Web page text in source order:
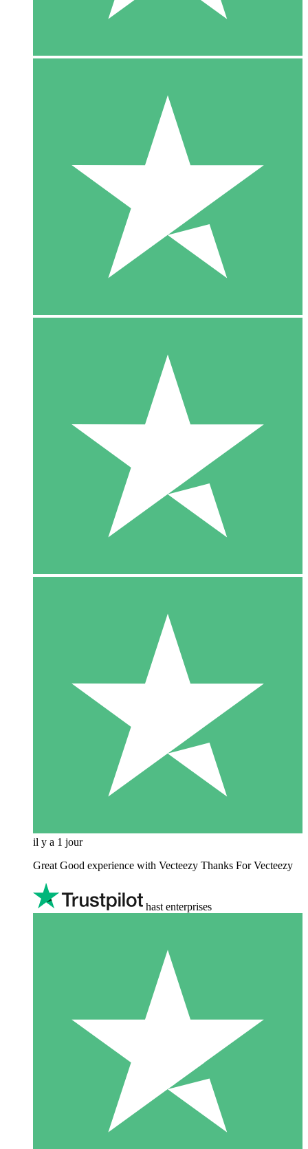
il y a 1 jour
Great Good experience with Vecteezy Thanks For Vecteezy
hast enterprises